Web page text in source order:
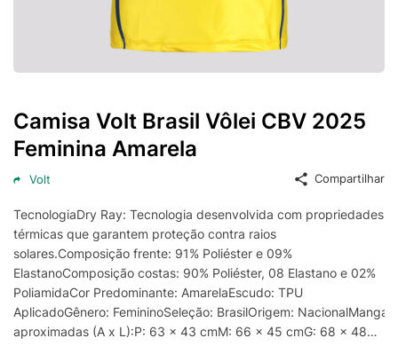
Camisa Volt Brasil Vôlei CBV 2025
Feminina Amarela
Volt Compartilhar
TecnologiaDry Ray: Tecnologia desenvolvida com propriedades
térmicas que garantem proteção contra raios
solares.Composição frente: 91% Poliéster e 09%
ElastanoComposição costas: 90% Poliéster, 08 Elastano e 02%
PoliamidaCor Predominante: AmarelaEscudo: TPU
AplicadoGênero: FemininoSeleção: BrasilOrigem: NacionalManga:
aproximadas (A x L):P: 63 x 43 cmM: 66 x 45 cmG: 68 x 48